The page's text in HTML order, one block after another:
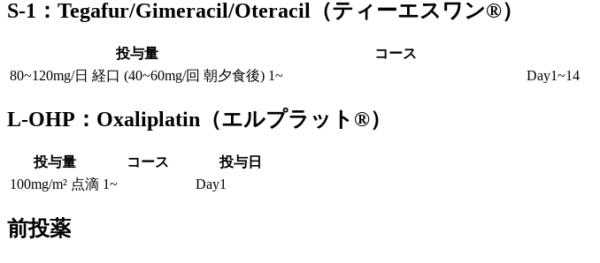
S-1：Tegafur/Gimeracil/Oteracil（ティーエスワン®）
投与量 コース
80~120mg/日 経口 (40~60mg/回 朝夕食後) 1~ Day1~14
L-OHP：Oxaliplatin（エルプラット®）
投与量 コース
投与日
100mg/m² 点滴 1~ Day1
前投薬